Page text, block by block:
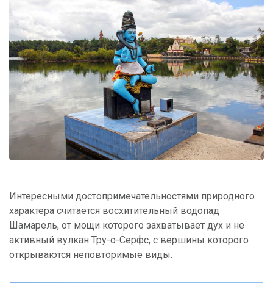
Интересными достопримечательностями природного
характера считается восхитительный водопад
Шамарель, от мощи которого захватывает дух и не
активный вулкан Тру-о-Серфс, с вершины которого
открываются неповторимые виды.